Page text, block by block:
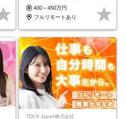
し*育児中社員8割以上
400～450万円
フルリモートあり
TDCX Japan株式会社